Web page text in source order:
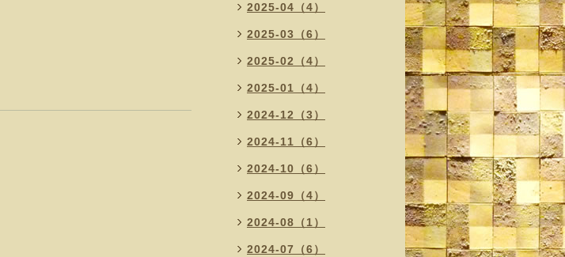
2025-04（4）
2025-03（6）
2025-02（4）
2025-01（4）
2024-12（3）
2024-11（6）
2024-10（6）
2024-09（4）
2024-08（1）
2024-07（6）